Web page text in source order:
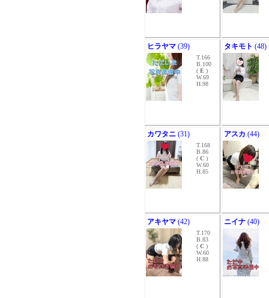
ヒラヤマ (39)
T.166
B.100
( E )
W.69
H.98
タキモト (48)
カワタニ (31)
T.168
B.86
( C )
W.60
H.85
アスカ (44)
アキヤマ (42)
T.170
B.83
( C )
W.60
H.88
ニイナ (40)